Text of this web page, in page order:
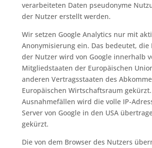
verarbeiteten Daten pseudonyme
der Nutzer erstellt werden.
Wir setzen Google Analytics nur mit
Anonymisierung ein. Das bedeutet, die
der Nutzer wird von Google innerhalb
Mitgliedstaaten der Europäischen
anderen Vertragsstaaten des
Europäischen Wirtschaftsraum
Ausnahmefällen wird die volle IP-
Server von Google in den USA
gekürzt.
Die von dem Browser des Nutzers